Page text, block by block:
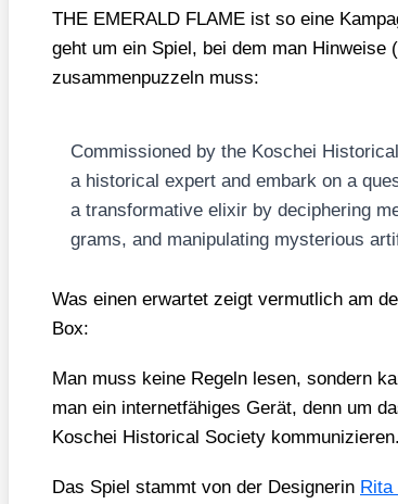
THE EMERALD FLAME ist so eine
geht um ein Spiel, bei dem man Hin­wei­se
zusam­men­puz­zeln muss:
Com­mis­sio­ned by the Kosch­ei
a his­to­ri­cal expert and embark on a
a trans­for­ma­ti­ve eli­xir by deci­phe­ring
grams, and mani­pu­la­ting mys­te­rious
Was einen erwar­tet zeigt ver­mut­lich am
Box:
Man muss kei­ne Regeln lesen, son­dern
man ein inter­net­fä­hi­ges Gerät, denn um
Kosch­ei His­to­ri­cal Socie­ty kom­mu­ni­zie­ren.
Das Spiel stammt von der Desi­gne­rin Rita